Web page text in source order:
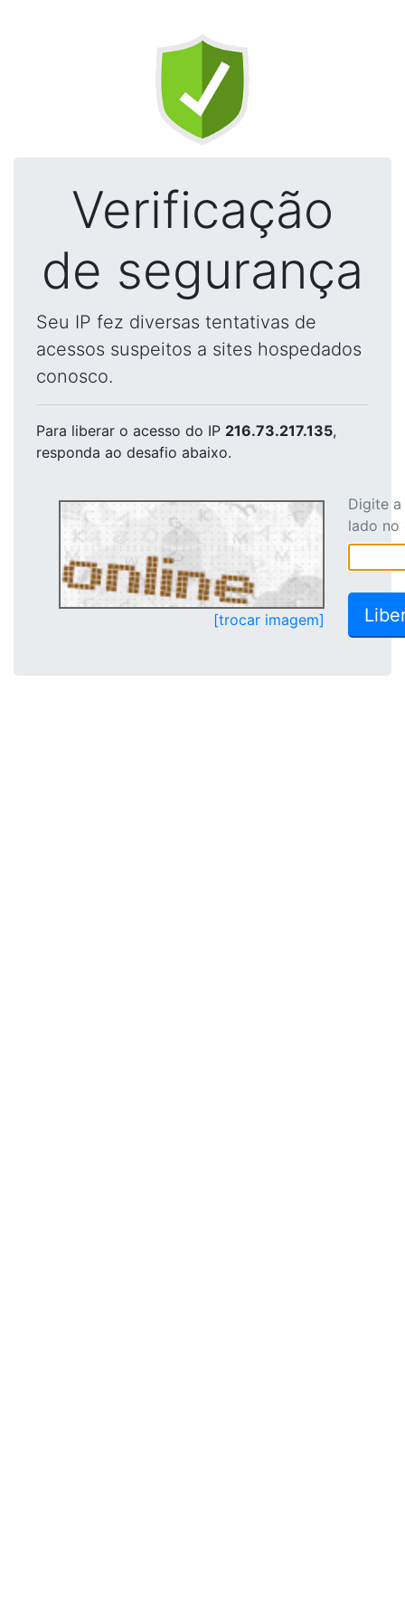
Verificação
de segurança
Seu IP fez diversas tentativas de
acessos suspeitos a sites hospedados
conosco.
Para liberar o acesso do IP 216.73.217.135,
responda ao desafio abaixo.
[trocar imagem]
Digite
lado no